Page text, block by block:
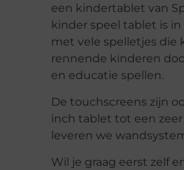
een kindertablet van
kinder speel tablet is
met vele spelletjes die
rennende kinderen
en educatie spellen.
De touchscreens zijn
inch tablet tot een
leveren we
Wil je graag eerst zelf